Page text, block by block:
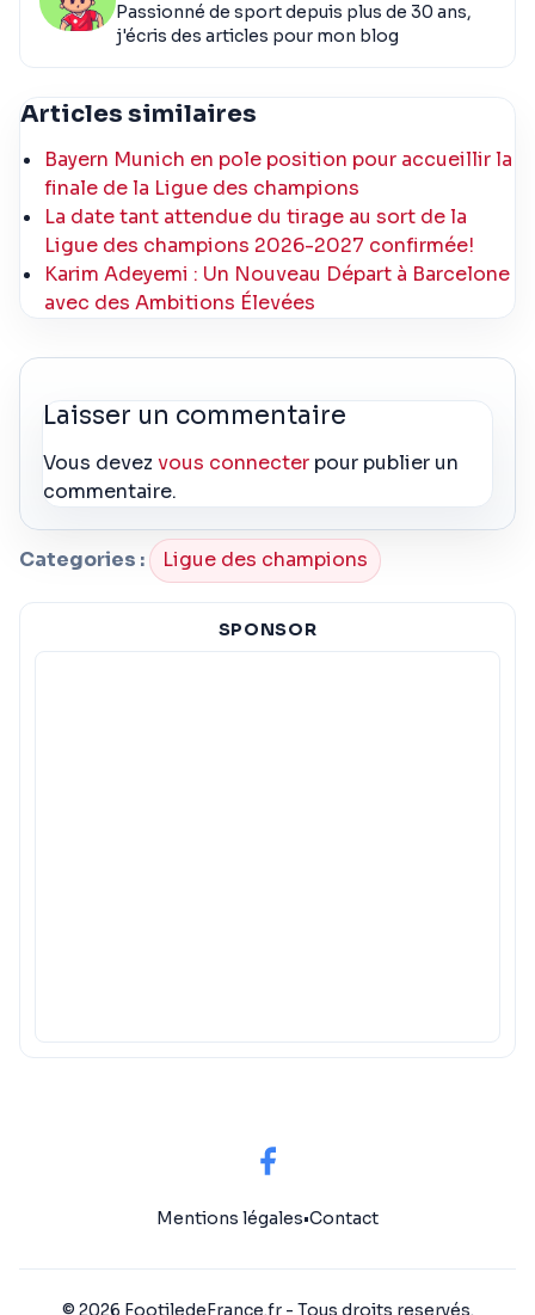
Passionné de sport depuis plus de 30 ans,
j'écris des articles pour mon blog
Articles similaires
Bayern Munich en pole position pour accueillir la
finale de la Ligue des champions
La date tant attendue du tirage au sort de la
Ligue des champions 2026-2027 confirmée!
Karim Adeyemi : Un Nouveau Départ à Barcelone
avec des Ambitions Élevées
Laisser un commentaire
Vous devezvous connecter pour publier un
commentaire.
Categories : Ligue des champions
SPONSOR
Mentions légales•Contact
© 2026 FootiledeFrance.fr - Tous droits reservés.